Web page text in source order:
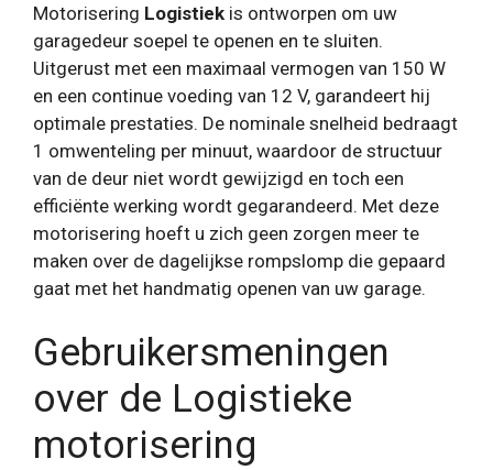
Motorisering Logistiek is ontworpen om uw
garagedeur soepel te openen en te sluiten.
Uitgerust met een maximaal vermogen van 150 W
en een continue voeding van 12 V, garandeert hij
optimale prestaties. De nominale snelheid bedraagt
​​1 omwenteling per minuut, waardoor de structuur
van de deur niet wordt gewijzigd en toch een
efficiënte werking wordt gegarandeerd. Met deze
motorisering hoeft u zich geen zorgen meer te
maken over de dagelijkse rompslomp die gepaard
gaat met het handmatig openen van uw garage.
Gebruikersmeningen
over de Logistieke
motorisering